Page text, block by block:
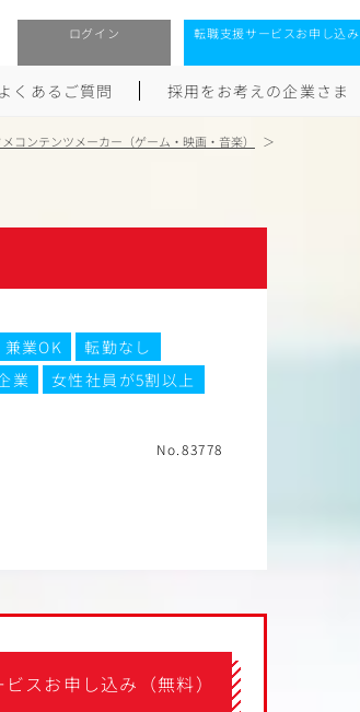
ログイン 転職支援サービスお申し込み
転職
よくあるご質問 採用をお考えの企業さま
コンテンツメーカー（ゲーム・映画・音楽）
兼業OK
転勤なし
業
女性社員が5割以上
No.83778
スお申し込み（無料）